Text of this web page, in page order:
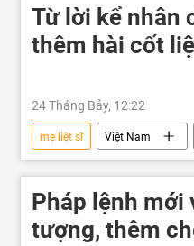
Từ lời kể nhân
thêm hài cốt
24 Tháng Bảy, 12:22
mẹ liệt sĩ Việt Nam
chiến tranh
chiến
Bộ Quốc phòng Việt Nam
Pháp lệnh mới
tượng, thêm